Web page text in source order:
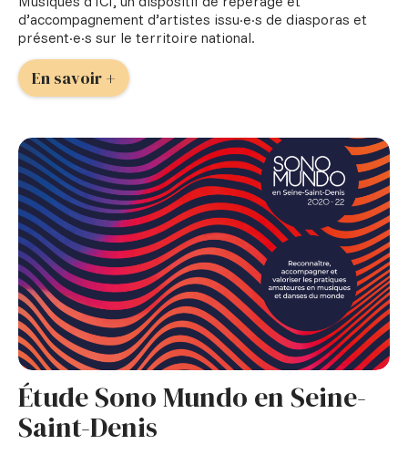
d’accompagnement d’artistes issu·e·s de diasporas et
présent·e·s sur le territoire national.
En savoir +
Étude Sono Mundo en Seine-
Saint-Denis